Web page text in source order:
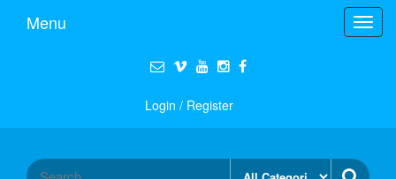
Menu
Login / Register